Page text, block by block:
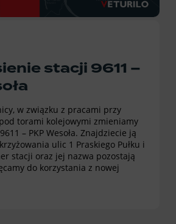
stacji 9611 –
w związku z pracami przy
torami kolejowymi zmieniamy
– PKP Wesoła. Znajdziecie ją
ulic 1 Praskiego Pułku i
stacji oraz jej nazwa pozostają
do korzystania z nowej